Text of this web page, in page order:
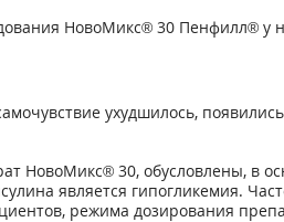
НовоМикс® 30 Пенфилл® у
ухудшилось,
30, обусловлены, в
является гипогликемия.
режима дозирования